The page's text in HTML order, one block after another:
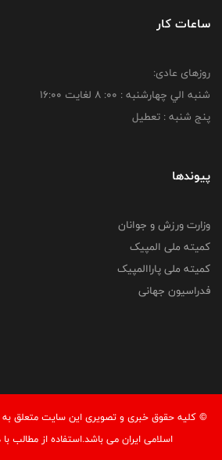
ساعات کار
روزهای عادی:
شنبه الي چهارشنبه : 00: 8 لغايت 16:00
پنج شنبه : تعطیل
پیوندها
وزارت ورزش و جوانان
کمیته ملی المپیک
کمیته ملی پاراالمپیک
فدراسیون جهانی
© کليه حقوق خبری و تصويری اين سايت متعلق
اسلامی ایران می باشد.استفاده از مطالب